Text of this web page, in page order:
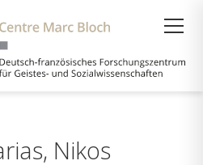
Nikos